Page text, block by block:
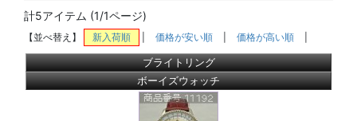
計5アイテム (1/1ページ)
【並べ替え】 新入荷順 価格が安い順 価格が高い順
ブライトリング
ボーイズウォッチ